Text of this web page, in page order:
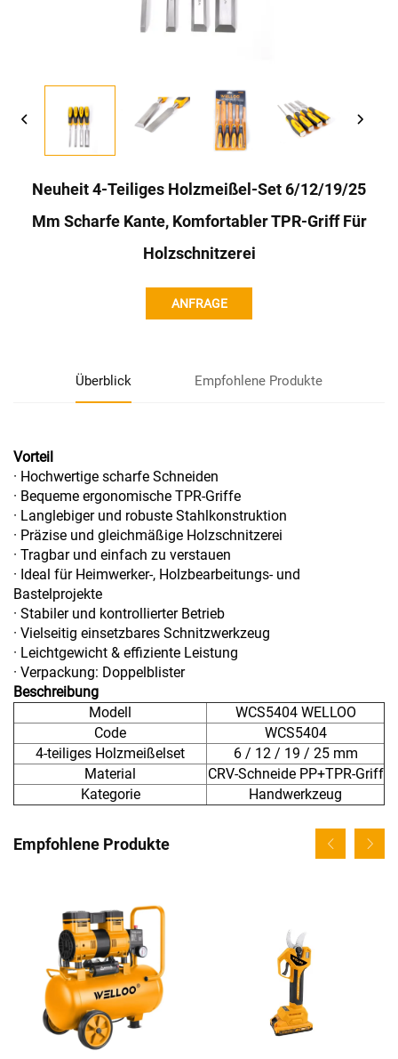
Neuheit 4-Teiliges Holzmeißel-Set 6/12/19/25
Mm Scharfe Kante, Komfortabler TPR-Griff Für
Holzschnitzerei
ANFRAGE
Überblick Empfohlene Produkte
Vorteil
· Hochwertige scharfe Schneiden
· Bequeme ergonomische TPR-Griffe
· Langlebiger und robuste Stahlkonstruktion
· Präzise und gleichmäßige Holzschnitzerei
· Tragbar und einfach zu verstauen
· Ideal für Heimwerker-, Holzbearbeitungs- und
Bastelprojekte
· Stabiler und kontrollierter Betrieb
· Vielseitig einsetzbares Schnitzwerkzeug
· Leichtgewicht & effiziente Leistung
· Verpackung: Doppelblister
Beschreibung
Modell
WCS5404 WELLOO
Code
WCS5404
4-teiliges Holzmeißelset
6 / 12 / 19 / 25 mm
Material
CRV-Schneide PP+TPR-Griff
Kategorie
Handwerkzeug
Empfohlene Produkte